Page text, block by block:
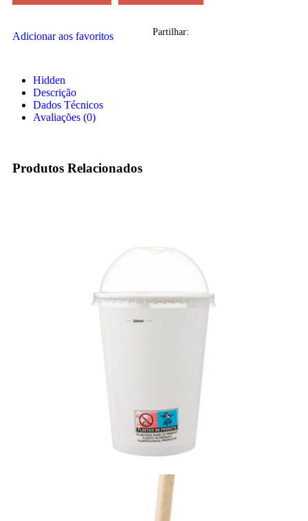
Adicionar aos favoritos Partilhar:
Hidden
Descrição
Dados Técnicos
Avaliações (0)
Produtos Relacionados